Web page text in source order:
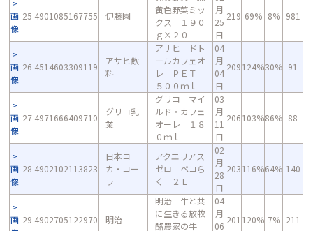
画
像
25 4901085167755 伊藤園
黄色野菜ミッ
クス １９０
ｇ×２０
月
25
日
219 69% 8% 981
画
像
26 4514603309119
アサヒ飲
料
アサヒ ドト
ールカフェオ
レ ＰＥＴ
５００ｍｌ
04
月
04
日
209124%30% 91
画
像
27 4971666409710
グリコ乳
業
グリコ マイ
ルド・カフェ
オーレ １８
０ｍｌ
03
月
11
日
206103%86% 88
画
像
28 4902102113823
日本コ
カ・コー
ラ
アクエリアス
ゼロ ペコら
く ２Ｌ
02
月
28
日
203116%64% 140
画 29 4902705122970 明治
明治 牛と共
に生きる放牧
酪農家の牛
04
月
06
201 120% 7% 211